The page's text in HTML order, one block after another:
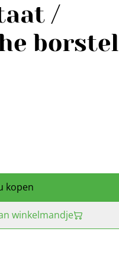
/
borstel
kopen
winkelmandje